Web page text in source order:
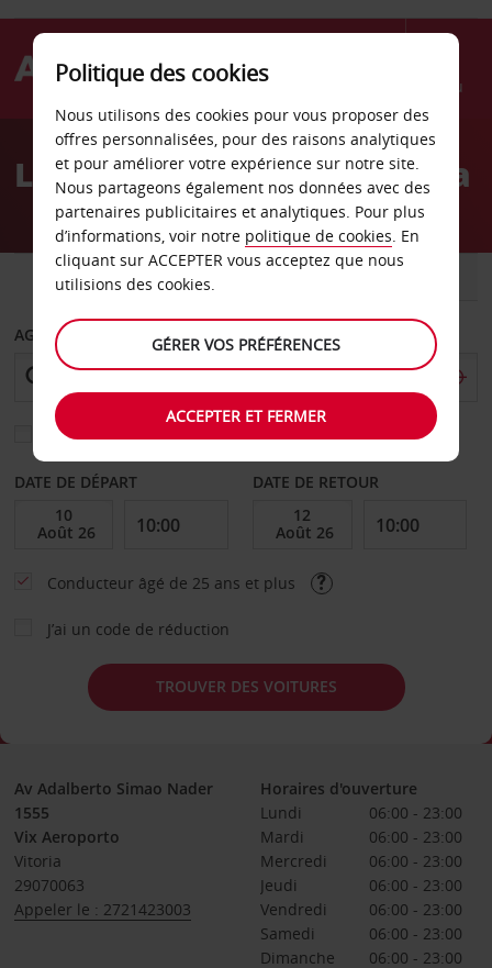
Menu
AvisLocation de voiture Vitoria
VOITURE UTILITAIRE
AGENCE DE DÉPART
Sélectionnez une autre agence de retour
DATE DE DÉPART DATE DE RETOUR
Conducteur âgé de 25 ans et plus
J’ai un code de réduction
TROUVER DES VOITURES
Av Adalberto Simao Nader
1555
Vix Aeroporto
Vitoria
29070063
Appeler le : 2721423003
Horaires d'ouverture
Lundi
06:00 - 23:00
Mardi
06:00 - 23:00
Mercredi
06:00 - 23:00
Jeudi
06:00 - 23:00
Vendredi
06:00 - 23:00
Samedi
06:00 - 23:00
Dimanche
06:00 - 23:00
Politique des cookies
Nous utilisons des cookies pour vous proposer des
offres personnalisées, pour des raisons analytiques
et pour améliorer votre expérience sur notre site.
Nous partageons également nos données avec des
partenaires publicitaires et analytiques. Pour plus
d’informations, voir notre politique de cookies. En
cliquant sur ACCEPTER vous acceptez que nous
utilisions des cookies.
GÉRER VOS PRÉFÉRENCES
ACCEPTER ET FERMER